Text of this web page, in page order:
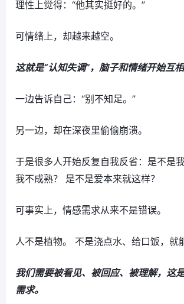
理性上觉得：“他其实挺好的。”
可情绪上，却越来越空。
这就是“认知失调”，脑子和情绪开始互相
一边告诉自己：“别不知足。”
另一边，却在深夜里偷偷崩溃。
于是很多人开始反复自我反省：是不是
我不成熟？ 是不是爱本来就这样？
可事实上，情感需求从来不是错误。
人不是植物。 不是浇点水、给口饭，就
我们需要被看见、被回应、被理解，这
需求。